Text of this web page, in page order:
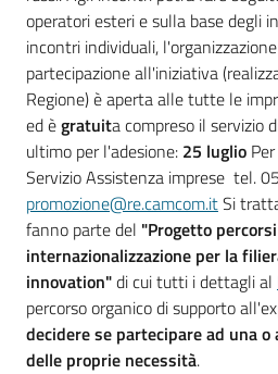
operatori esteri e sulla base degli
incontri individuali,
partecipazione all'iniziativa
Regione) è aperta alle tutte le
ed ègratuita compreso il servizio
ultimo per l'adesione: 25 luglio
Servizio Assistenza imprese tel.
promozione@re.camcom.itSi
fanno parte del "Progetto
internazionalizzazione per la
innovation"di cui tutti i dettagli al
percorso organico di supporto
decidere se partecipare ad una o
delle proprie necessità.